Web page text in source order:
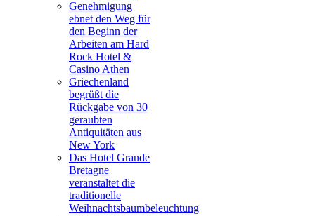
Genehmigung
ebnet den Weg für
den Beginn der
Arbeiten am Hard
Rock Hotel &
Casino Athen
Griechenland
begrüßt die
Rückgabe von 30
geraubten
Antiquitäten aus
New York
Das Hotel Grande
Bretagne
veranstaltet die
traditionelle
Weihnachtsbaumbeleuchtung